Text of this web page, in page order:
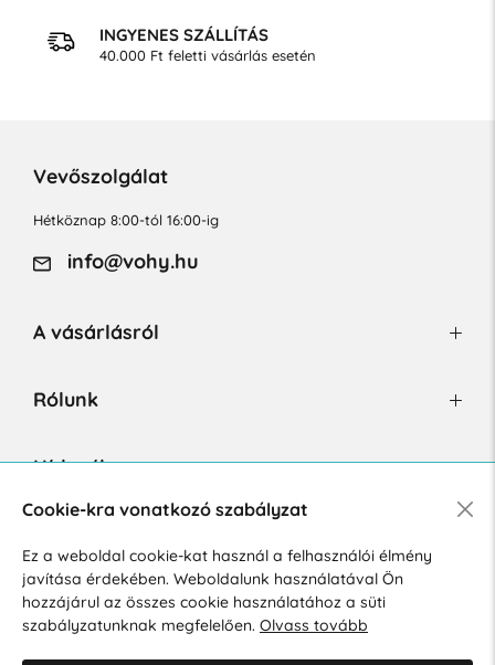
INGYENES SZÁLLÍTÁS
40.000 Ft feletti vásárlás esetén
Vevőszolgálat
Hétköznap 8:00-tól 16:00-ig
info@vohy.hu
A vásárlásról
Rólunk
Hírlevél
Hozzájárulok a személyes adatok marketing célú kezeléséhez.
Személyes adatok védelmére vonatkozó szabályzat.
Cookie-kra vonatkozó szabályzat
Ez a weboldal cookie-kat használ a felhasználói élmény
javítása érdekében. Weboldalunk használatával Ön
hozzájárul az összes cookie használatához a süti
szabályzatunknak megfelelően. Olvass tovább